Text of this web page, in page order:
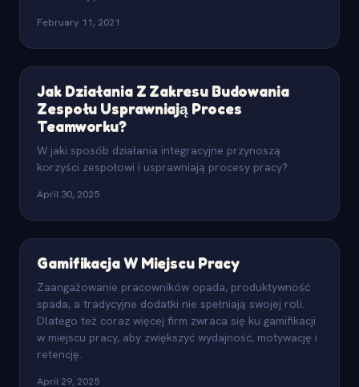
February 11, 2021
Jak Działania Z Zakresu Budowania
Zespołu Usprawniają Proces
Teamworku?
W jaki sposób działania integracyjne przynoszą
korzyści zespołowi i usprawniają procesy pracy?
April 30, 2025
Gamifikacja W Miejscu Pracy
Zaangażowanie pracowników opada, produktywność
spada, a tradycyjne dodatki nie spełniają swojej roli.
Dlatego też coraz więcej firm zwraca się ku gamifikacji
w miejscu pracy, aby zwiększyć wydajność, motywację i
retencję.
April 29, 2025